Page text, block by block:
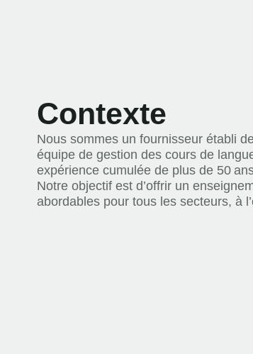
Contexte
Nous sommes un fournisseur établi
équipe de gestion des cours de
expérience cumulée de plus de 50
Notre objectif est d’offrir un
abordables pour tous les secteurs, à